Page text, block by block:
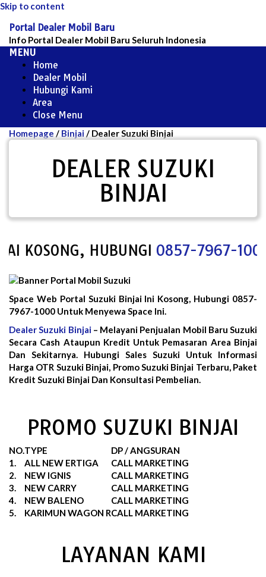
Skip to content
Portal Dealer Mobil Baru
Info Portal Dealer Mobil Baru Seluruh Indonesia
MENU
Home
Dealer Mobil
Hubungi Kami
Area
Close Menu
Homepage / Binjai/ Dealer Suzuki Binjai
DEALER SUZUKI
BINJAI
KOSONG, HUBUNGI0857-7967-1000
Space Web Portal Suzuki Binjai Ini Kosong, Hubungi 0857-
7967-1000 Untuk Menyewa Space Ini.
Dealer Suzuki Binjai– Melayani Penjualan Mobil Baru Suzuki
Secara Cash Ataupun Kredit Untuk Pemasaran Area Binjai
Dan Sekitarnya. Hubungi Sales Suzuki Untuk Informasi
Harga OTR Suzuki Binjai, Promo Suzuki Binjai Terbaru, Paket
Kredit Suzuki Binjai Dan Konsultasi Pembelian.
PROMO SUZUKI BINJAI
NO.TYPE
DP / ANGSURAN
1.
ALL NEW ERTIGA
CALL MARKETING
2.
NEW IGNIS
CALL MARKETING
3.
NEW CARRY
CALL MARKETING
4.
NEW BALENO
CALL MARKETING
5.
KARIMUN WAGON RCALL MARKETING
LAYANAN KAMI